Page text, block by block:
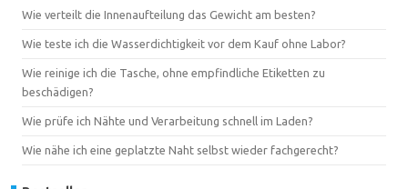
Wie verteilt die Innenaufteilung das Gewicht am besten?
Wie teste ich die Wasserdichtigkeit vor dem Kauf ohne Labor?
Wie reinige ich die Tasche, ohne empfindliche Etiketten zu
beschädigen?
Wie prüfe ich Nähte und Verarbeitung schnell im Laden?
Wie nähe ich eine geplatzte Naht selbst wieder fachgerecht?